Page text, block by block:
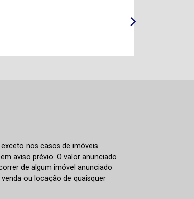
nos casos de imóveis
aviso prévio. O valor anunciado
de algum imóvel anunciado
ou locação de quaisquer